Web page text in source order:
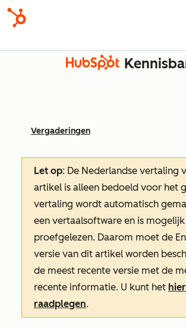
Vergaderingen
Let op: De Nederlandse vertaling
artikel is alleen bedoeld voor het
vertaling wordt automatisch
een vertaalsoftware en is
proefgelezen. Daarom moet de
versie van dit artikel worden
de meest recente versie met de
recente informatie. U kunt het hier
raadplegen.